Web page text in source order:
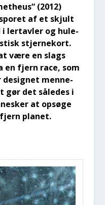
(2012)
af et skjult
i lertav­ler og hule­
stjer­ne­kort.
være en slags
fjern race, som
men­ne­
gør det såle­des i
at opsø­ge
fjern pla­net.